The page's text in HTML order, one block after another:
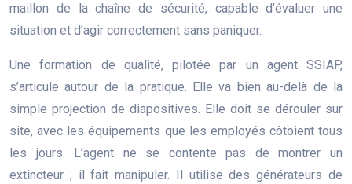
maillon de la chaîne de sécurité, capable d’évaluer une
situation et d’agir correctement sans paniquer.
Une formation de qualité, pilotée par un agent SSIAP,
s’articule autour de la pratique. Elle va bien au-delà de la
simple projection de diapositives. Elle doit se dérouler sur
site, avec les équipements que les employés côtoient tous
les jours. L’agent ne se contente pas de montrer un
extincteur ; il fait manipuler. Il utilise des générateurs de